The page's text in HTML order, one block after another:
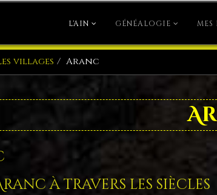
L'AIN GÉNÉALOGIE MES
villages Aranc
à travers les siècles